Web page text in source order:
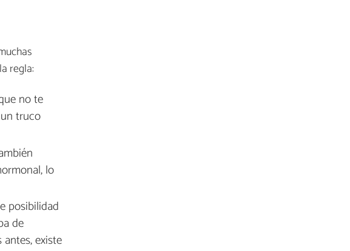
regla:
no te
truco
lo
posibilidad
de
existe